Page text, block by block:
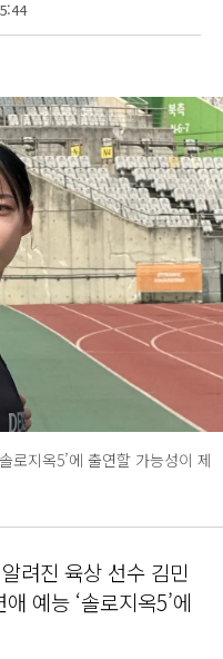
로지옥5’에 출연할 가능성이 제
려진 육상 선수 김민
예능 ‘솔로지옥5’에